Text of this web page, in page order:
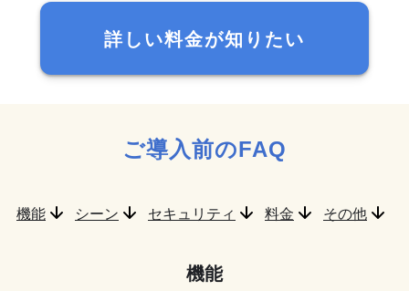
詳しい料金が知りたい
ご導入前のFAQ
機能 シーン セキュリティ 料金 その他
機能